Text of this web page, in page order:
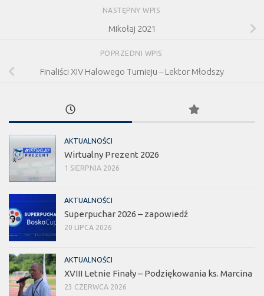
NASTĘPNY WPIS
Mikołaj 2021
POPRZEDNI WPIS
Finaliści XIV Halowego Turnieju – Lektor Młodszy
AKTUALNOŚCI
Wirtualny Prezent 2026
1 SIERPNIA 2026
AKTUALNOŚCI
Superpuchar 2026 – zapowiedź
20 LIPCA 2026
AKTUALNOŚCI
XVIII Letnie Finały – Podziękowania ks. Marcina
23 CZERWCA 2026